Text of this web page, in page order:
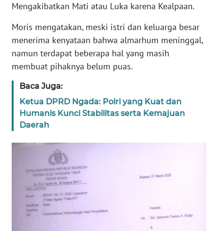
Mengakibatkan Mati atau Luka karena Kealpaan.
Moris mengatakan, meski istri dan keluarga besar
menerima kenyataan bahwa almarhum meninggal,
namun terdapat beberapa hal yang masih
membuat pihaknya belum puas.
Baca Juga:
Ketua DPRD Ngada: Polri yang Kuat dan
Humanis Kunci Stabilitas serta Kemajuan
Daerah
JABAR
WN
BANTEN
WN
NTT
WN
PAPUA
WN
PAPUA
BARAT